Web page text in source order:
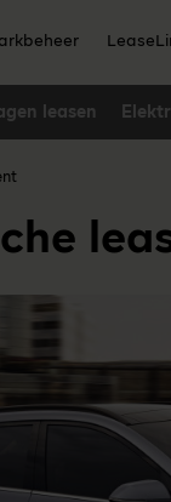
leasen